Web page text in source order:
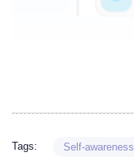
Tags: Self-awareness